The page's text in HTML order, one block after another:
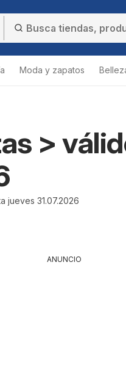
Moda y zapatos
>
jueves 31.07.2026
ANUNCIO